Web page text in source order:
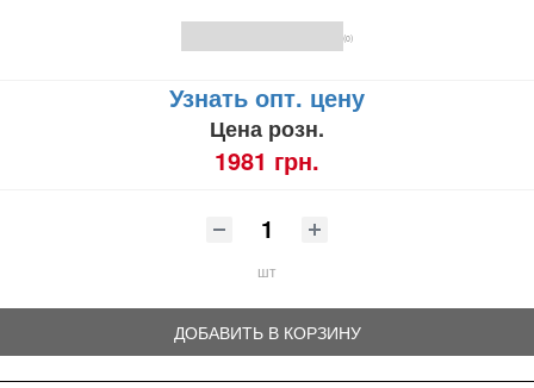
(0)
Узнать опт. цену
Цена розн.
1981 грн.
шт
ДОБАВИТЬ В КОРЗИНУ